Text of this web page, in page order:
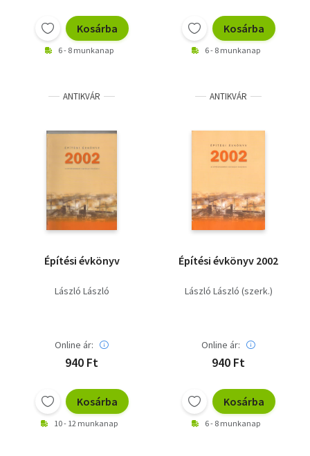
Kosárba
6 - 8 munkanap
Kosárba
6 - 8 munkanap
ANTIKVÁR
Építési évkönyv
László László
Online ár:
940 Ft
Kosárba
10 - 12 munkanap
ANTIKVÁR
Építési évkönyv 2002
László László (szerk.)
Online ár:
940 Ft
Kosárba
6 - 8 munkanap